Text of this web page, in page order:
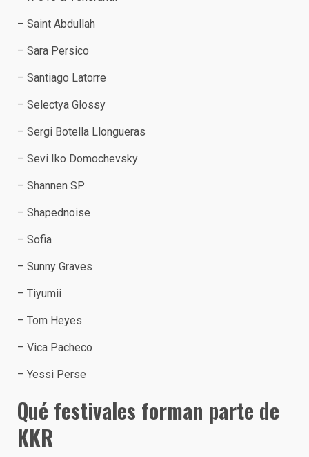
– Saint Abdullah
– Sara Persico
– Santiago Latorre
– Selectya Glossy
– Sergi Botella Llongueras
– Sevi Iko Domochevsky
– Shannen SP
– Shapednoise
– Sofia
– Sunny Graves
– Tiyumii
– Tom Heyes
– Vica Pacheco
– Yessi Perse
Qué festivales forman parte de
KKR